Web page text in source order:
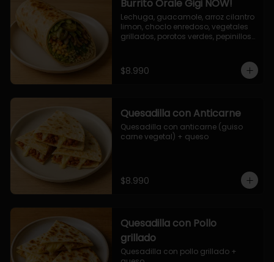
Burrito Órale Gigi NOW!
Lechuga, guacamole, arroz cilantro
limon, choclo enredoso, vegetales
grillados, porotos verdes, pepinillos
$8.990
Quesadilla con Anticarne
Quesadilla con anticarne (guiso
carne vegetal) + queso
$8.990
Quesadilla con Pollo
grillado
Quesadilla con pollo grillado +